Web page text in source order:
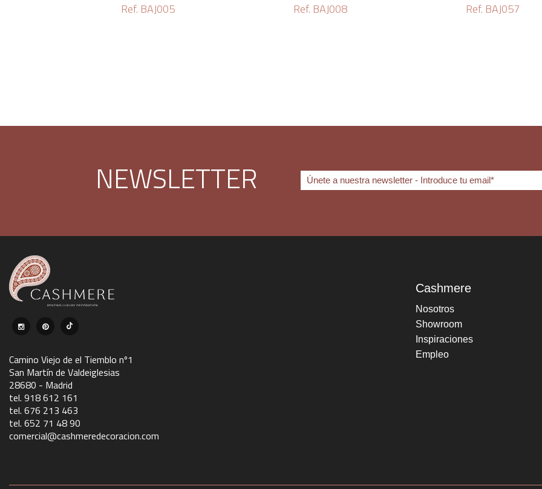
Ref. BAJ005 Ref. BAJ008 Ref. BAJ057
NEWSLETTER
Camino Viejo de el Tiemblo nº1
San Martín de Valdeiglesias
28680 - Madrid
tel. 918 612 161
tel. 676 213 463
tel. 652 71 48 90
comercial@cashmeredecoracion.com
Cashmere
Nosotros
Showroom
Inspiraciones
Empleo